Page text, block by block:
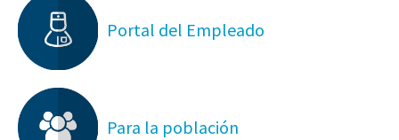
Portal del Empleado
Para la población